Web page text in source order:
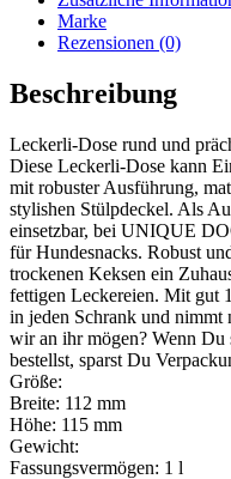
Marke
Rezensionen (0)
Beschreibung
Leckerli-Dose rund und
Diese Leckerli-Dose kann
mit robuster Ausführung,
stylishen Stülpdeckel. Als
einsetzbar, bei UNIQUE
für Hundesnacks. Robust
trockenen Keksen ein
fettigen Leckereien. Mit gut
in jeden Schrank und
wir an ihr mögen? Wenn Du
bestellst, sparst Du
Größe:
Breite: 112 mm
Höhe: 115 mm
Gewicht:
Fassungsvermögen: 1 l